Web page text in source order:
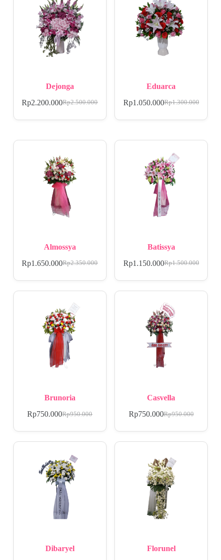
Dejonga
Rp2.500.000
Rp2.200.000
Eduarca
Rp1.300.000
Rp1.050.000
Almossya
Rp2.350.000
Rp1.650.000
Batissya
Rp1.500.000
Rp1.150.000
Brunoria
Rp950.000
Rp750.000
Casvella
Rp950.000
Rp750.000
Dibaryel Florunel